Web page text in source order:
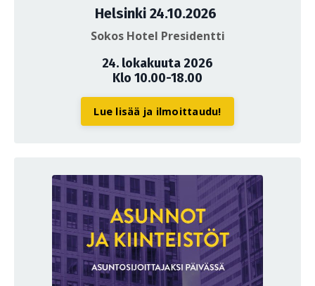
Helsinki 24.10.2026
Sokos Hotel Presidentti
24. lokakuuta 2026
Klo 10.00-18.00
Lue lisää ja ilmoittaudu!